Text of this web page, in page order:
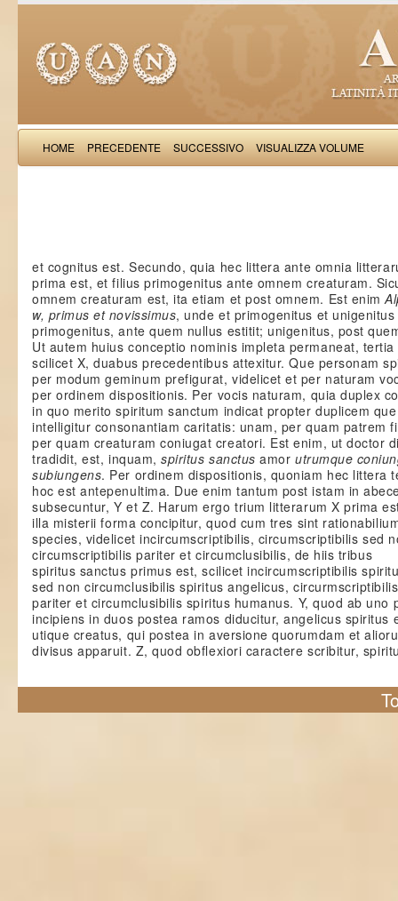
HOME PRECEDENTE SUCCESSIVO VISUALIZZA VOLUME
et cognitus est. Secundo, quia hec littera ante omnia
prima est, et filius primogenitus ante omnem creaturam.
omnem creaturam est, ita etiam et post omnem. Est enim
w, primus et novissimus, unde et primogenitus et
primogenitus, ante quem nullus estitit; unigenitus, post
Ut autem huius conceptio nominis impleta permaneat,
scilicet X, duabus precedentibus attexitur. Que personam
per modum geminum prefigurat, videlicet et per naturam
per ordinem dispositionis. Per vocis naturam, quia duplex
in quo merito spiritum sanctum indicat propter duplicem
intelligitur consonantiam caritatis: unam, per quam patrem
per quam creaturam coniugat creatori. Est enim, ut doctor
tradidit, est, inquam,spiritus sanctus amorutrumque
subiungens. Per ordinem dispositionis, quoniam hec littera
hoc est antepenultima. Due enim tantum post istam in
subsecuntur, Y et Z. Harum ergo trium litterarum X prima
illa misterii forma concipitur, quod cum tres sint
species, videlicet incircumscriptibilis, circumscriptibilis sed
circumscriptibilis pariter et circumclusibilis, de hiis tribus
spiritus sanctus primus est, scilicet incircumscriptibilis
sed non circumclusibilis spiritus angelicus, circurmscriptibilis
pariter et circumclusibilis spiritus humanus. Y, quod ab uno
incipiens in duos postea ramos diducitur, angelicus spiritus
utique creatus, qui postea in aversione quorumdam et
divisus apparuit. Z, quod obflexiori caractere scribitur,